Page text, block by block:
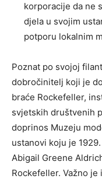
korporacije da ne
djela u svojim
potporu lokalnim
Poznat po svojoj
dobročinitelj koji je
braće Rockefeller,
svjetskih društvenih
doprinos Muzeju
ustanovi koju je
Abigail Greene
Rockefeller. Važno